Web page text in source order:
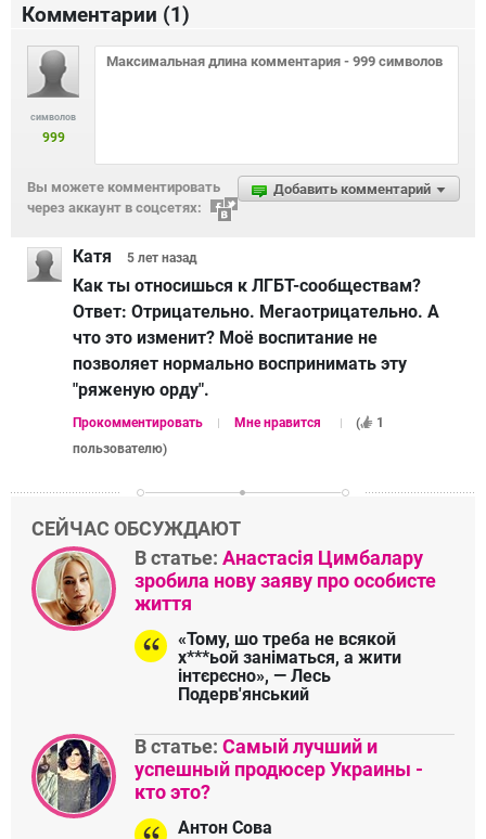
Комментарии (1)
символов
999
Добавить комментарий
Вы можете комментировать
через аккаунт в соцсетях:
Катя 5 лет назад
Как ты относишься к ЛГБТ-сообществам?
Ответ: Отрицательно. Мегаотрицательно. А
что это изменит? Моё воспитание не
позволяет нормально воспринимать эту
"ряженую орду".
Прокомментировать Мне нравится (
1
пользователю)
СЕЙЧАС ОБСУЖДАЮТ
В статье: Анастасія Цимбалару
зробила нову заяву про особисте
життя
«Тому, шо треба не всякой
х***ьой заніматься, а жити
інтєрєсно», — Лесь
Подерв'янський
В статье: Самый лучший и
успешный продюсер Украины -
кто это?
Антон Сова